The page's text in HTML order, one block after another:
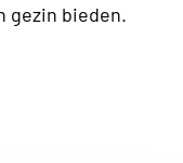
gezin bieden.